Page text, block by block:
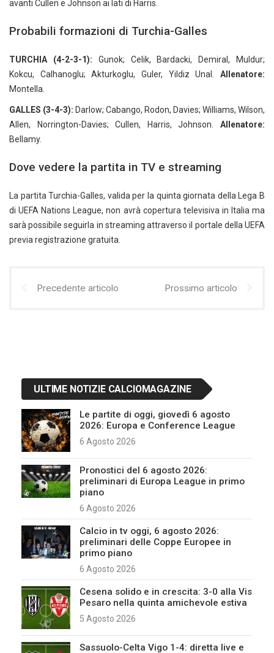
avanti Cullen e Johnson ai lati di Harris.
Probabili formazioni di Turchia-Galles
TURCHIA (4-2-3-1): Gunok; Celik, Bardacki, Demiral, Muldur;
Kokcu, Calhanoglu; Akturkoglu, Guler, Yildiz Unal. Allenatore:
Montella.
GALLES (3-4-3): Darlow; Cabango, Rodon, Davies; Williams, Wilson,
Allen, Norrington-Davies; Cullen, Harris, Johnson. Allenatore:
Bellamy.
Dove vedere la partita in TV e streaming
La partita Turchia-Galles, valida per la quinta giornata della Lega B
di UEFA Nations League, non avrà copertura televisiva in Italia ma
sarà possibile seguirla in streaming attraverso il portale della UEFA
previa registrazione gratuita.
Precedente articolo Prossimo articolo
ULTIME NOTIZIE CALCIOMAGAZINE
Le partite di oggi, giovedì 6 agosto
2026: Europa e Conference League
6 Agosto 2026
Pronostici del 6 agosto 2026:
preliminari di Europa League in primo
piano
6 Agosto 2026
Calcio in tv oggi, 6 agosto 2026:
preliminari delle Coppe Europee in
primo piano
6 Agosto 2026
Cesena solido e in crescita: 3-0 alla Vis
Pesaro nella quinta amichevole estiva
5 Agosto 2026
Sassuolo-Celta Vigo 1-4: diretta live e